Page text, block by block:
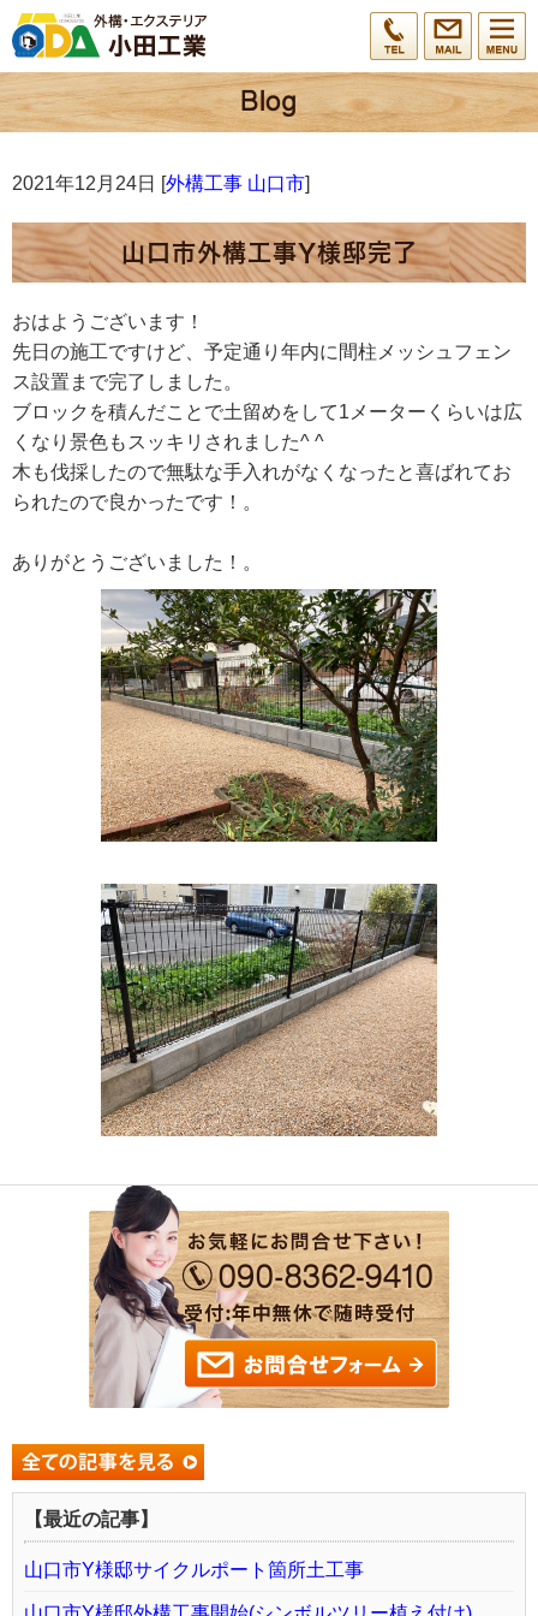
2021年12月24日 [外構工事 山口市]
山口市外構工事Y様邸完了
おはようございます！
先日の施工ですけど、予定通り年内に間柱メッシュフェン
ス設置まで完了しました。
ブロックを積んだことで土留めをして1メーターくらいは広
くなり景色もスッキリされました^ ^
木も伐採したので無駄な手入れがなくなったと喜ばれてお
られたので良かったです！。
ありがとうございました！。
【最近の記事】
山口市Y様邸サイクルポート箇所土工事